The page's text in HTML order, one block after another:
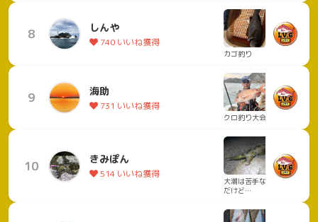
8 しんや
740 いいね獲得
カゴ釣り
9 海助
731 いいね獲得
クロ釣り大会
10 きみぽん
514 いいね獲得
大潮は苦手なん
だけど…